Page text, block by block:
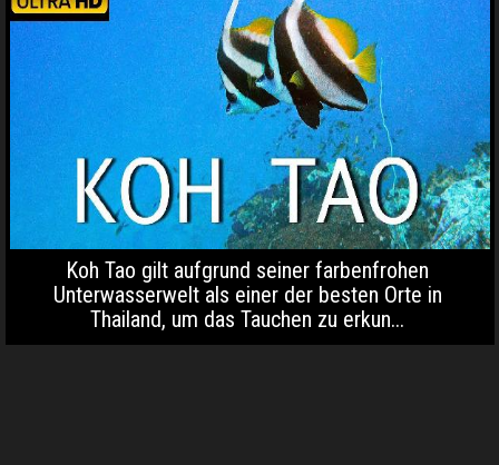
Koh Tao gilt aufgrund seiner farbenfrohen
Unterwasserwelt als einer der besten Orte in
Thailand, um das Tauchen zu erkun...